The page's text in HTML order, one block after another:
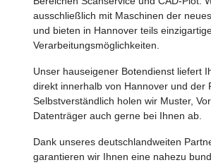
ausschließlich mit Maschinen der
und bieten in Hannover teils
Verarbeitungsmöglichkeiten.
Unser hauseigener Botendienst liefert
direkt innerhalb von Hannover und der
Selbstverständlich holen wir Muster,
Datenträger auch gerne bei Ihnen ab.
Dank unseres deutschlandweiten
garantieren wir Ihnen eine nahezu